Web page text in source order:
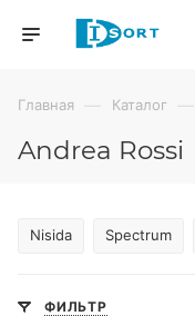
Главная — Каталог —
Andrea Rossi
Nisida Spectrum
ФИЛЬТР